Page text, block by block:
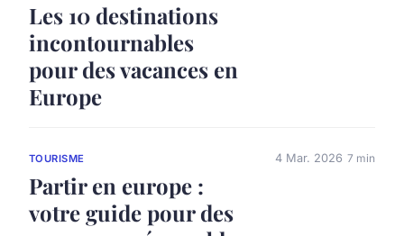
Les 10 destinations
incontournables
pour des vacances en
Europe
TOURISME
Partir en europe :
votre guide pour des
4 Mar. 2026 7 min